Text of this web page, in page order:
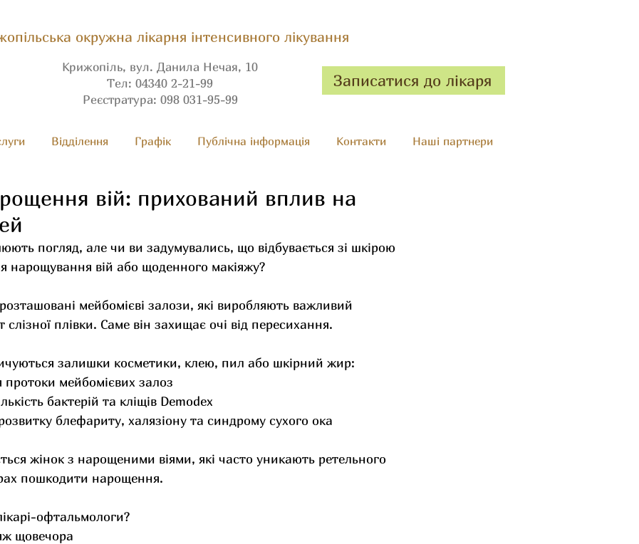
окружна лікарня інтенсивного лікування
Крижопіль, вул. Данила Нечая, 10
Тел: 04340 2-21-99
Реєстратура: 098 031-95-99
Записатися до лікаря
Вiдділення Графік Публічна інформація Контакти Наші партнери
вій: прихований вплив на
погляд, але чи ви задумувались, що відбувається зі шкірою
нарощування вій або щоденного макіяжу?
мейбомієві залози, які виробляють важливий
плівки. Саме він захищає очі від пересихання.
залишки косметики, клею, пил або шкірний жир:
мейбомієвих залоз
бактерій та кліщів Demodex
блефариту, халязіону та синдрому сухого ока
жінок з нарощеними віями, які часто уникають ретельного
пошкодити нарощення.
офтальмологи?
щовечора